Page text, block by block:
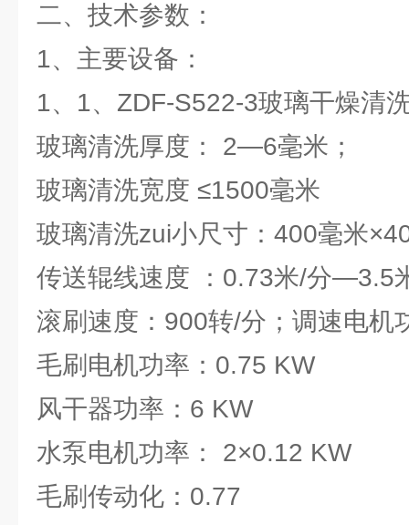
二、技术参数：
1、主要设备：
1、1、ZDF-S522-3玻璃干燥清
玻璃清洗厚度： 2—6毫米；
玻璃清洗宽度 ≤1500毫米
玻璃清洗zui小尺寸：400毫米
传送辊线速度 ：0.73米/分—3.5
滚刷速度：900转/分；调速电机
毛刷电机功率：0.75 KW
风干器功率：6 KW
水泵电机功率： 2×0.12 KW
毛刷传动化：0.77